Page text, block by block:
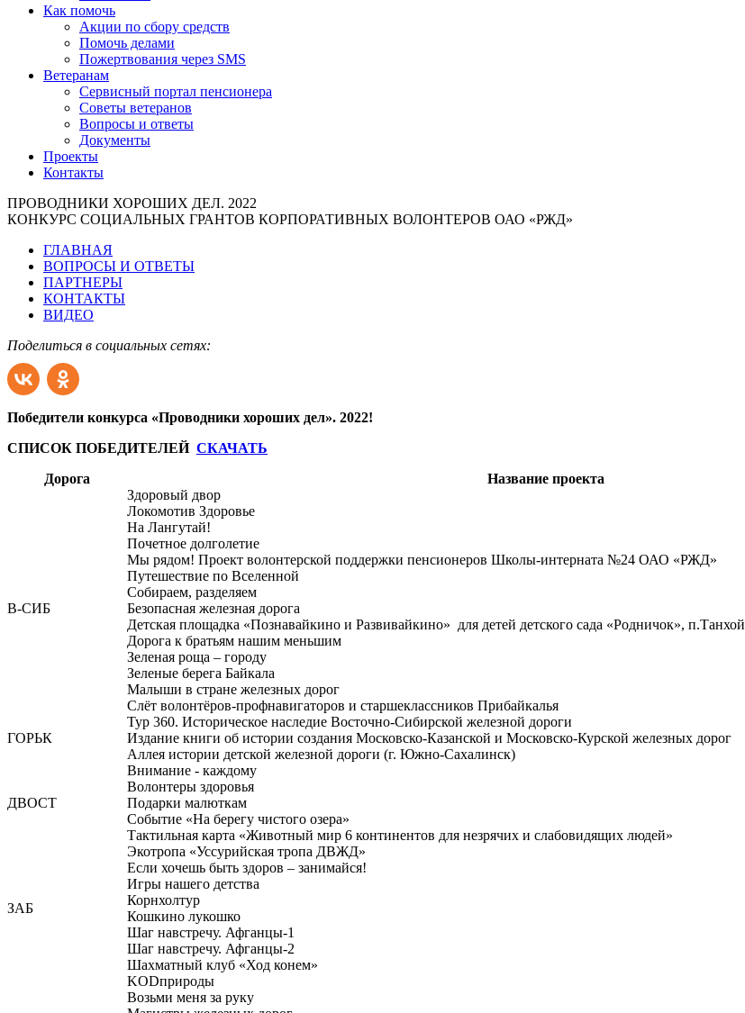
Как помочь
Акции по сбору средств
Помочь делами
Пожертвования через SMS
Ветеранам
Сервисный портал пенсионера
Советы ветеранов
Вопросы и ответы
Документы
Проекты
Контакты
ПРОВОДНИКИ ХОРОШИХ ДЕЛ. 2022
КОНКУРС СОЦИАЛЬНЫХ ГРАНТОВ КОРПОРАТИВНЫХ ВОЛОНТЕРОВ ОАО «РЖД»
ГЛАВНАЯ
ВОПРОСЫ И ОТВЕТЫ
ПАРТНЕРЫ
КОНТАКТЫ
ВИДЕО
Поделиться в социальных сетях:
Победители конкурса «Проводники хороших дел». 2022!
СПИСОК ПОБЕДИТЕЛЕЙ СКАЧАТЬ
Дорога
Название проекта
В-СИБ
Здоровый двор
Локомотив Здоровье
На Лангутай!
Почетное долголетие
Мы рядом! Проект волонтерской поддержки пенсионеров Школы-интерната №24 ОАО «РЖД»
Путешествие по Вселенной
Собираем, разделяем
Безопасная железная дорога
Детская площадка «Познавайкино и Развивайкино» для детей детского сада «Родничок», п.Танхой
Дорога к братьям нашим меньшим
Зеленая роща – городу
Зеленые берега Байкала
Малыши в стране железных дорог
Слёт волонтёров-профнавигаторов и старшеклассников Прибайкалья
Тур 360. Историческое наследие Восточно-Сибирской железной дороги
ГОРЬК
Издание книги об истории создания Московско-Казанской и Московско-Курской железных дорог
ДВОСТ
Аллея истории детской железной дороги (г. Южно-Сахалинск)
Внимание - каждому
Волонтеры здоровья
Подарки малюткам
Событие «На берегу чистого озера»
Тактильная карта «Животный мир 6 континентов для незрячих и слабовидящих людей»
Экотропа «Уссурийская тропа ДВЖД»
ЗАБ
Если хочешь быть здоров – занимайся!
Игры нашего детства
Корнхолтур
Кошкино лукошко
Шаг навстречу. Афганцы-1
Шаг навстречу. Афганцы-2
Шахматный клуб «Ход конем»
KODприроды
Возьми меня за руку